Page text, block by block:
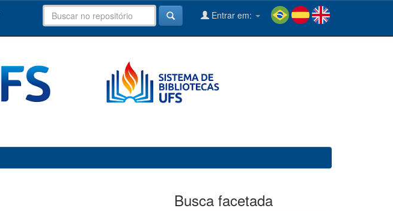
Entrar em:
Busca facetada